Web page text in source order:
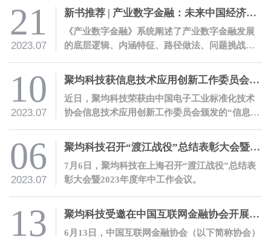
有中国特色的金融体系提供助力。
21
2023.07
新书推荐 | 产业数字金融：未来中国经济增长新引擎
《产业数字金融》系统阐述了产业数字金融发展
的底层逻辑、内涵特征、路径做法、问题挑战、
10
2023.07
聚均科技获信息技术应用创新工作委员会技术活动单位证书
近日，聚均科技荣获由中国电子工业标准化技术
协会信息技术应用创新工作委员会颁发的“信息技
公司信创能力获权威认可。
06
2023.07
聚均科技召开“渡江战役”总结表彰大会暨2023年度年中工作会议
7月6日，聚均科技在上海召开“渡江战役”总结表
彰大会暨2023年度年中工作会议。
13 聚均科技受邀在中国互联网金融协会开展产业数字金融培训
6月13日，中国互联网金融协会（以下简称协会）